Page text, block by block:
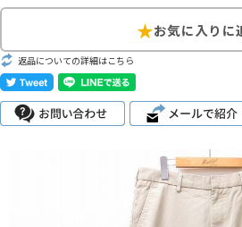
チャンピオン
カーハート
リーバイス
返品についての詳細はこちら